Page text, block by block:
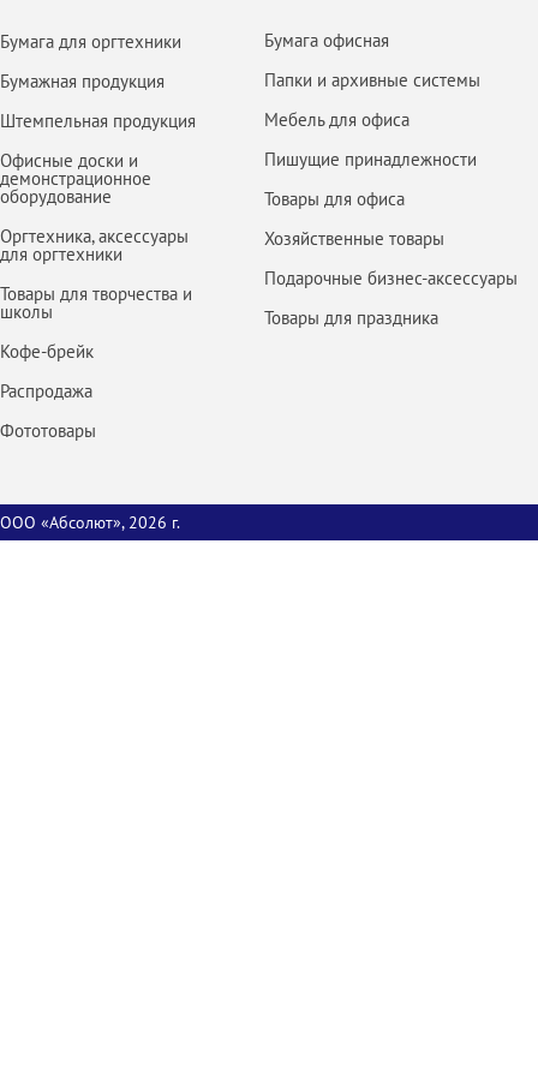
Бумага для оргтехники
Бумажная продукция
Штемпельная продукция
Офисные доски и
демонстрационное
оборудование
Оргтехника, аксессуары
для оргтехники
Товары для творчества и
школы
Кофе-брейк
Распродажа
Фототовары
Бумага офисная
Папки и архивные системы
Мебель для офиса
Пишущие принадлежности
Товары для офиса
Хозяйственные товары
Подарочные бизнес-аксессуары
Товары для праздника
ООО «Абсолют», 2026 г.